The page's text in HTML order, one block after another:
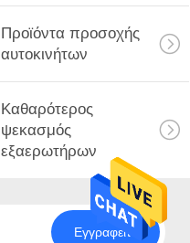
Προϊόντα προσοχής
αυτοκινήτων
Καθαρότερος
ψεκασμός
εξαερωτήρων
Εγγραφείτε